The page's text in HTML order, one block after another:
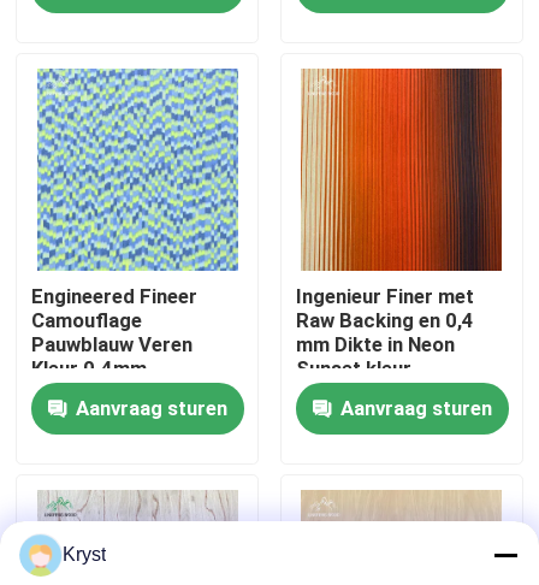
Over ons
Fabriekstocht
Kwaliteitscontrole
Neem contact met ons op
Nieuws
Gevallen
Vraag een offerte
Engineered Fineer
Camouflage
Pauwblauw Veren
Kleur 0.4mm
Aanvraag sturen
Ingenieur Finer met
Raw Backing en 0,4
mm Dikte in Neon
Sunset kleur
Aanvraag sturen
Kryst